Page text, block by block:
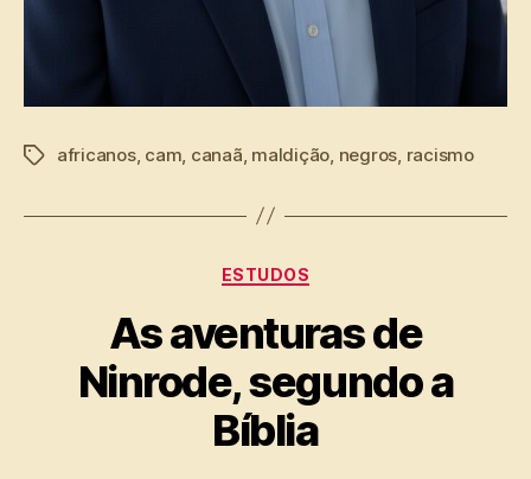
Tagsafricanos, cam, canaã, maldição, negros, racismo
Categorias
ESTUDOS
As aventuras de
Ninrode, segundo a
Bíblia